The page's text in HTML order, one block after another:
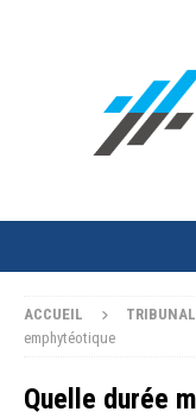
ACCUEIL TRIBUNAL
emphytéotique
Quelle durée